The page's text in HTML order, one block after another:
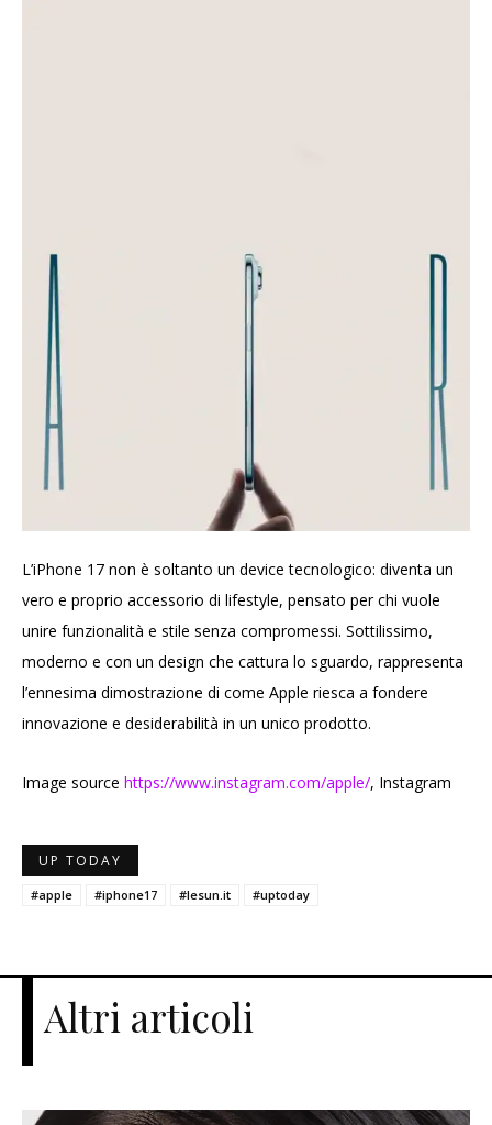
L’iPhone 17 non è soltanto un device tecnologico: diventa un
vero e proprio accessorio di lifestyle, pensato per chi vuole
unire funzionalità e stile senza compromessi. Sottilissimo,
moderno e con un design che cattura lo sguardo, rappresenta
l’ennesima dimostrazione di come Apple riesca a fondere
innovazione e desiderabilità in un unico prodotto.
Image source https://www.instagram.com/apple/, Instagram
UP TODAY
#apple #iphone17 #lesun.it #uptoday
Altri articoli